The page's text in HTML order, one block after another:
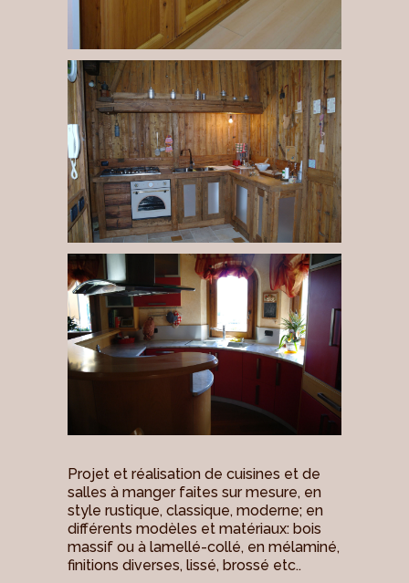
Projet et réalisation de cuisines et de
salles à manger faites sur mesure, en
style rustique, classique, moderne; en
différents modèles et matériaux: bois
massif ou à lamellé-collé, en mélaminé,
finitions diverses, lissé, brossé etc..